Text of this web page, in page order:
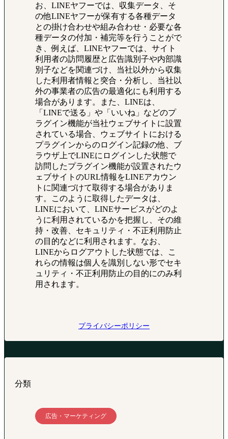
お、LINEヤフーでは、収集データ、そ
の他LINEヤフーが保有する各種データ
との掛け合わせや組み合わせ・必要な各
種データの付加・補完等を行うことがで
き、例えば、LINEヤフーでは、サイト
利用者の訪問履歴と広告識別子や内部識
別子などを関連づけ、当社以外から収集
した利用者情報と突合・分析し、当社以
外の事業者の広告の最適化にも利用する
場合があります。また、LINEは、
「LINEで送る」や「いいね」などのプ
ラグイン機能が当社ウェブサイトに設置
されている場合、ウェブサイトにおける
プラグインからのログイン記録の他、ブ
ラウザ上でLINEにログインした状態で
訪問したプラグイン機能が設置されたウ
ェブサイトのURL情報をLINEアカウン
トに関連づけて取得する場合がありま
す。このように取得したデータは、
LINEにおいて、LINEサービスがどのよ
うに利用されているかを把握し、その維
持・改善、セキュリティ・不正利用防止
の目的などに利用されます。なお、
LINEからログアウトした状態では、こ
れらの情報は個人を識別しない形でセキ
ュリティ・不正利用防止の目的にのみ利
用されます。
プライバシーポリシー
分類
広告・マーケティング